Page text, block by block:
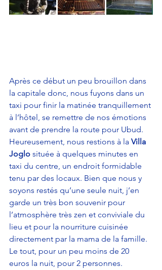
Après ce début un peu brouillon dans
la capitale donc, nous fuyons dans un
taxi pour finir la matinée tranquillement
à l’hôtel, se remettre de nos émotions
avant de prendre la route pour Ubud.
Heureusement, nous restions à la Villa
Joglo située à quelques minutes en
taxi du centre, un endroit formidable
tenu par des locaux. Bien que nous y
soyons restés qu’une seule nuit, j’en
garde un très bon souvenir pour
l’atmosphère très zen et conviviale du
lieu et pour la nourriture cuisinée
directement par la mama de la famille.
Le tout, pour un peu moins de 20
euros la nuit, pour 2 personnes.